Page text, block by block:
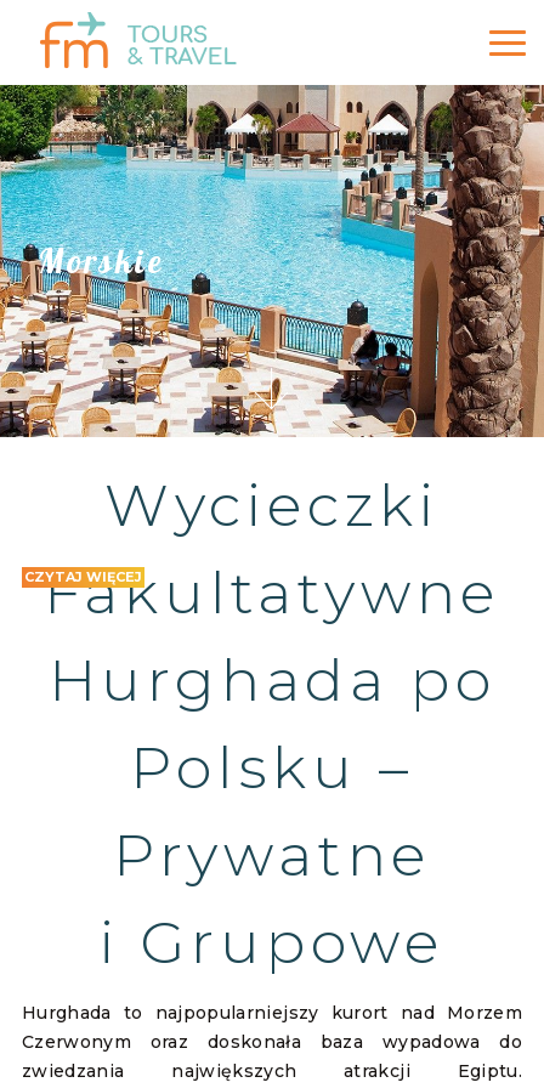
Morskie
Wycieczki
Fakultatywne
Hurghada po
Polsku –
Prywatne
i Grupowe
Hurghada to najpopularniejszy kurort nad Morzem
Czerwonym oraz doskonała baza wypadowa do
zwiedzania największych atrakcji Egiptu.
CZYTAJ WIĘCEJ